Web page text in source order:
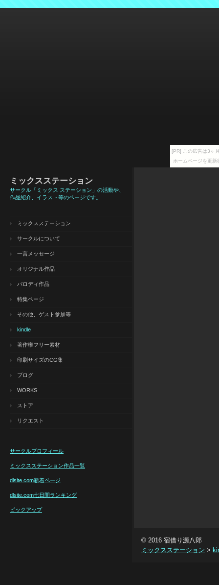
[PR] この広告は3ヶ
ホームページを更
ミックスステーション
サークル「ミックス ステーション」の活動や、
作品紹介、イラスト等のページです。
ミックスステーション
サークルについて
一言メッセージ
オリジナル作品
パロディ作品
特集ページ
その他、ゲスト参加等
kindle
著作権フリー素材
印刷サイズのCG集
ブログ
WORKS
ストア
リクエスト
サークルプロフィール
ミックスステーション作品一覧
dlsite.com新着ページ
dlsite.com七日間ランキング
ピックアップ
© 2016 宿借り源八郎
ミックスステーション >